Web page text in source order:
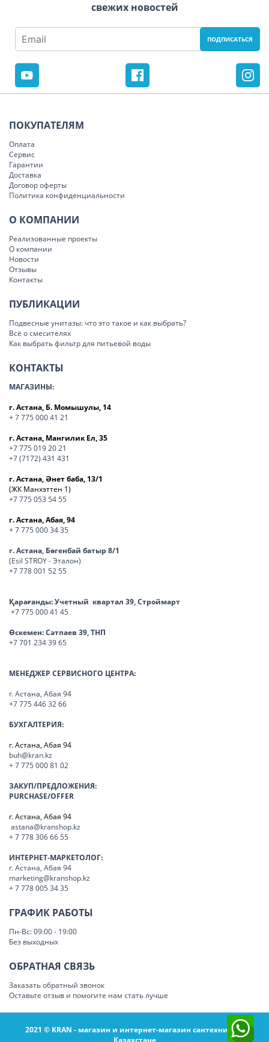
свежих новостей
ПОКУПАТЕЛЯМ
Оплата
Сервис
Гарантии
Доставка
Договор оферты
Политика конфиденциальности
О КОМПАНИИ
Реализованные проекты
О компании
Новости
Отзывы
Контакты
ПУБЛИКАЦИИ
Подвесные унитазы: что это такое и как выбрать?
Всё о смесителях
Как выбрать фильтр для питьевой воды
КОНТАКТЫ
МАГАЗИНЫ:
г. Астана, Б. Момышулы, 14
+ 7 775 000 41 21
г. Астана, Мангилик Ел, 35
+7 775 019 20 21
+7 (7172) 431 431
г. Астана, Әнет баба, 13/1
(ЖК Манхэттен 1)
+7 775 053 54 55
г. Астана, Абая, 94
+ 7 775 000 34 35
г. Астана, Бөгенбай батыр 8/1
(Esil STROY - Эталон)
+7 778 001 52 55
Қарағанды:Учетный квартал 39, Строймарт
+7 775 000 41 45
Өскемен:Сәтпаев 39, ТНП
+7 701 234 39 65
МЕНЕДЖЕР СЕРВИСНОГО ЦЕНТРА:
г. Астана, Абая 94
+7 775 446 32 66
БУХГАЛТЕРИЯ:
г. Астана, Абая 94
buh@kran.kz
+ 7 775 000 81 02
ЗАКУП/ПРЕДЛОЖЕНИЯ:
PURCHASE/OFFER
г. Астана, Абая 94
astana@kranshop.kz
+ 7 778 306 66 55
ИНТЕРНЕТ-МАРКЕТОЛОГ:
г. Астана, Абая 94
marketing@kranshop.kz
+ 7 778 005 34 35
ГРАФИК РАБОТЫ
Пн-Вс: 09:00 - 19:00
Без выходных
ОБРАТНАЯ СВЯЗЬ
Заказать обратный звонок
Оставьте отзыв и помогите нам стать лучше
2021 © KRAN - магазин и интернет-магазин сантехники в
Казахстане